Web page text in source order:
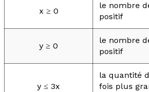
x ≥ 0
le nombre
positif
y ≥ 0
le nombre
positif
y ≤ 3x
la quantité
fois plus